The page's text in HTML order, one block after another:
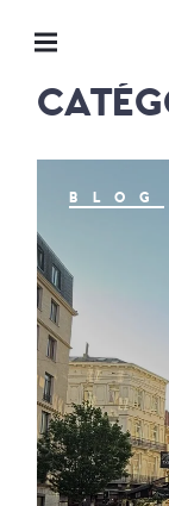
BLOG